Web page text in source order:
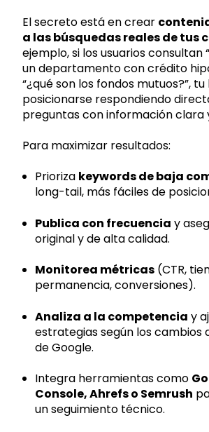
El secreto está en crear
a las búsquedas reales de tus
ejemplo, si los usuarios consultan
un departamento con crédito
“¿qué son los fondos mutuos?”,
posicionarse respondiendo
preguntas con información clara
Para maximizar resultados:
Prioriza keywords de baja
long-tail, más fáciles de
Publica con frecuencia y
original y de alta calidad.
Monitorea métricas(CTR,
permanencia, conversiones).
Analiza a la competencia y
estrategias según los cambios
de Google.
Integra herramientas como
Console, Ahrefs o Semrush
un seguimiento técnico.